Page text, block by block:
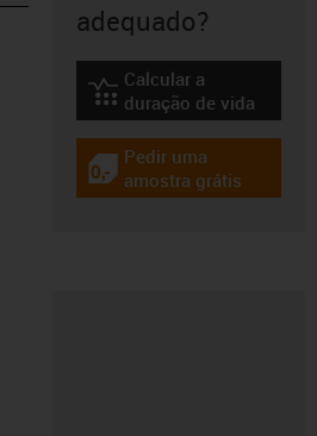
adequado?
igus-icon-
Calcular a
duração de vida
igus-icon-gratismuster
Pedir uma
amostra grátis